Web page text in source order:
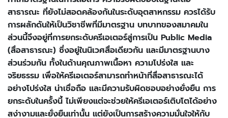
สาธารณะ ที่ยังไม่สอดคล้องกันในระดับอุตสาหกรรม ควรได้รับ
การผลักดันให้เป็นวิชาชีพที่มีมาตรฐาน บทบาทของสมาคมใน
ส่วนนี้จึงอยู่ที่การยกระดับครีเอเตอร์สู่การเป็น Public Media
(สื่อสาธารณะ) ซึ่งอยู่ในนิเวศสื่อเดียวกัน และมีมาตรฐานบาง
ส่วนร่วมกัน ทั้งในด้านคุณภาพเนื้อหา ความโปร่งใส และ
จริยธรรม เพื่อให้ครีเอเตอร์สามารถทำหน้าที่สื่อสาธารณะได้
อย่างโปร่งใส น่าเชื่อถือ และมีความรับผิดชอบอย่างยั่งยืน การ
ยกระดับในครั้งนี้ ไม่เพียงแต่จะช่วยให้ครีเอเตอร์เติบโตได้อย่าง
สง่างามและยั่งยืนเท่านั้น แต่ยังเป็นการสร้างความมั่นใจให้กับ